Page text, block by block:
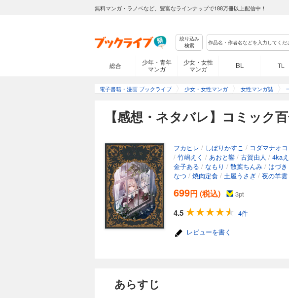
無料マンガ・ラノベなど、豊富なラインナップで188万冊以上配信中！
絞り込み
検索
総合
少年・青年
マンガ
少女・女性
マンガ
BL TL
電子書籍・漫画 ブックライブ 少女・女性マンガ 女性マンガ誌
【感想・ネタバレ】コミック
フカヒレ / しぼりかすこ / コダマナオコ
/ 竹嶋えく / あおと響 / 古賀由人 / 4ka
金子ある / なもり / 散葉ちんみ / はづき
なつ / 焼肉定食 / 土屋うさぎ / 夜の羊雲
699円 (税込) 3pt
4.5
4件
レビューを書く
あらすじ